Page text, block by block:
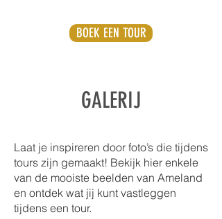
BOEK EEN TOUR
GALERIJ
Laat je inspireren door foto’s die tijdens
tours zijn gemaakt! Bekijk hier enkele
van de mooiste beelden van Ameland
en ontdek wat jij kunt vastleggen
tijdens een tour.